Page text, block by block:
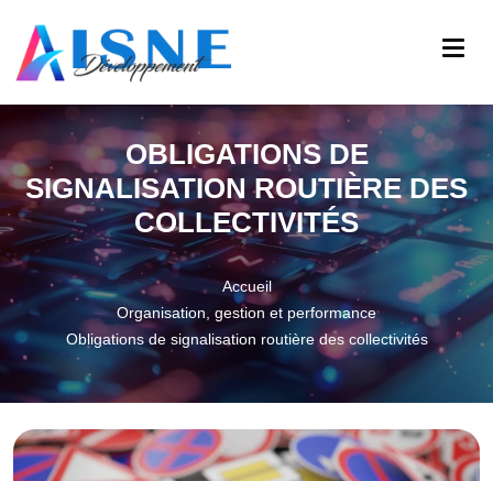
OBLIGATIONS DE
SIGNALISATION ROUTIÈRE DES
COLLECTIVITÉS
Accueil
Organisation, gestion et performance
Obligations de signalisation routière des collectivités